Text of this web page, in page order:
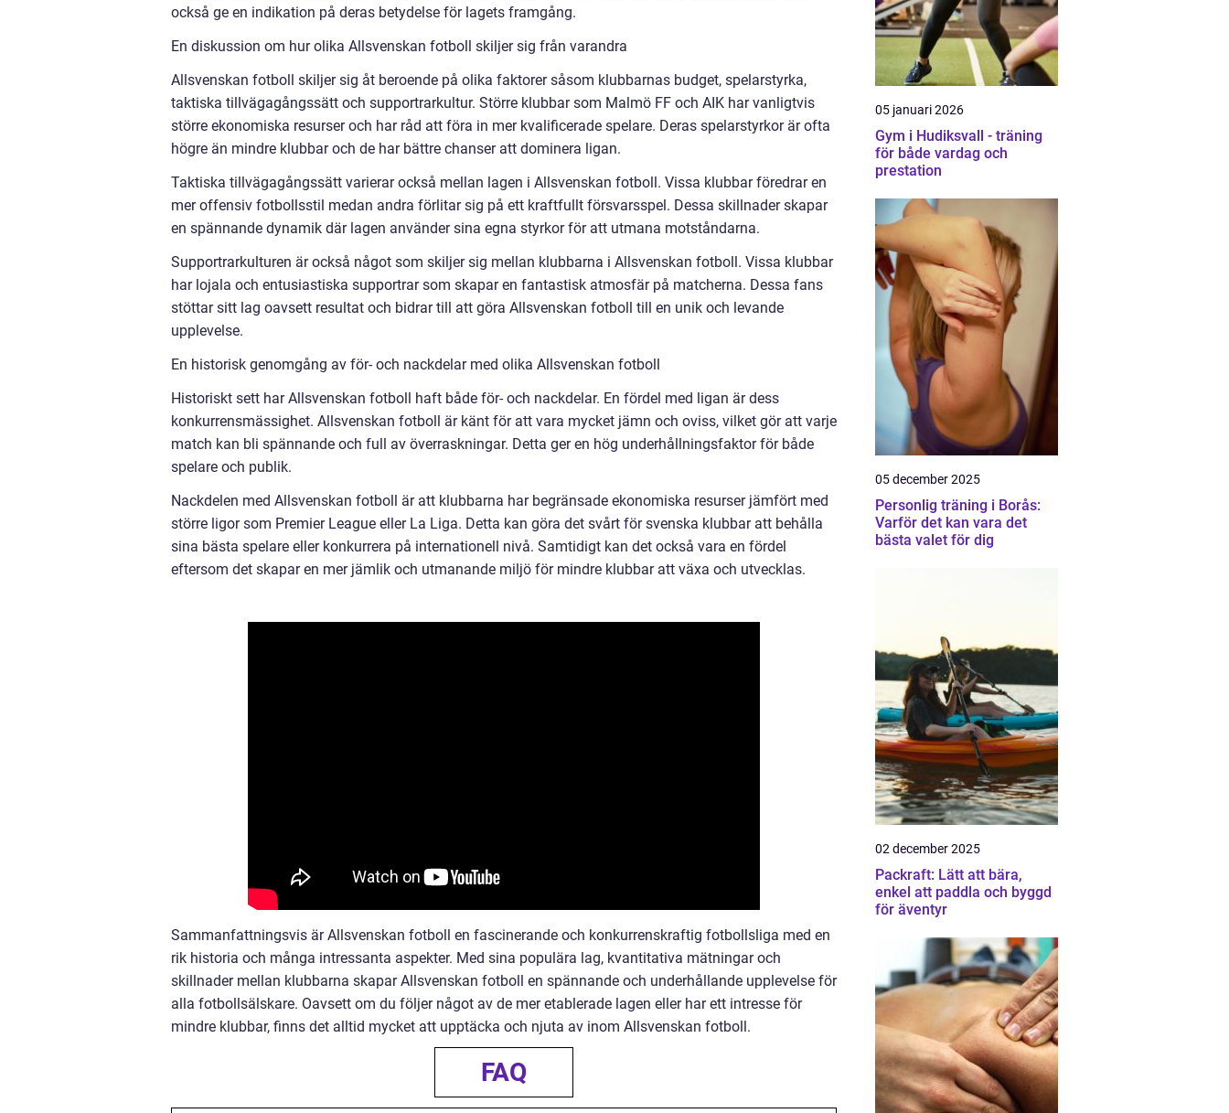
också ge en indikation på deras betydelse för lagets framgång.
En diskussion om hur olika Allsvenskan fotboll skiljer sig från varandra
Allsvenskan fotboll skiljer sig åt beroende på olika faktorer såsom klubbarnas budget, spelarstyrka,
taktiska tillvägagångssätt och supportrarkultur. Större klubbar som Malmö FF och AIK har vanligtvis
större ekonomiska resurser och har råd att föra in mer kvalificerade spelare. Deras spelarstyrkor är ofta
högre än mindre klubbar och de har bättre chanser att dominera ligan.
Taktiska tillvägagångssätt varierar också mellan lagen i Allsvenskan fotboll. Vissa klubbar föredrar en
mer offensiv fotbollsstil medan andra förlitar sig på ett kraftfullt försvarsspel. Dessa skillnader skapar
en spännande dynamik där lagen använder sina egna styrkor för att utmana motståndarna.
Supportrarkulturen är också något som skiljer sig mellan klubbarna i Allsvenskan fotboll. Vissa klubbar
har lojala och entusiastiska supportrar som skapar en fantastisk atmosfär på matcherna. Dessa fans
stöttar sitt lag oavsett resultat och bidrar till att göra Allsvenskan fotboll till en unik och levande
upplevelse.
En historisk genomgång av för- och nackdelar med olika Allsvenskan fotboll
Historiskt sett har Allsvenskan fotboll haft både för- och nackdelar. En fördel med ligan är dess
konkurrensmässighet. Allsvenskan fotboll är känt för att vara mycket jämn och oviss, vilket gör att varje
match kan bli spännande och full av överraskningar. Detta ger en hög underhållningsfaktor för både
spelare och publik.
Nackdelen med Allsvenskan fotboll är att klubbarna har begränsade ekonomiska resurser jämfört med
större ligor som Premier League eller La Liga. Detta kan göra det svårt för svenska klubbar att behålla
sina bästa spelare eller konkurrera på internationell nivå. Samtidigt kan det också vara en fördel
eftersom det skapar en mer jämlik och utmanande miljö för mindre klubbar att växa och utvecklas.
Sammanfattningsvis är Allsvenskan fotboll en fascinerande och konkurrenskraftig fotbollsliga med en
rik historia och många intressanta aspekter. Med sina populära lag, kvantitativa mätningar och
skillnader mellan klubbarna skapar Allsvenskan fotboll en spännande och underhållande upplevelse för
alla fotbollsälskare. Oavsett om du följer något av de mer etablerade lagen eller har ett intresse för
mindre klubbar, finns det alltid mycket att upptäcka och njuta av inom Allsvenskan fotboll.
FAQ
05 januari 2026
Gym i Hudiksvall - träning
för både vardag och
prestation
05 december 2025
Personlig träning i Borås:
Varför det kan vara det
bästa valet för dig
02 december 2025
Packraft: Lätt att bära,
enkel att paddla och byggd
för äventyr